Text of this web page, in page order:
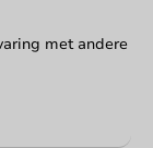
met andere